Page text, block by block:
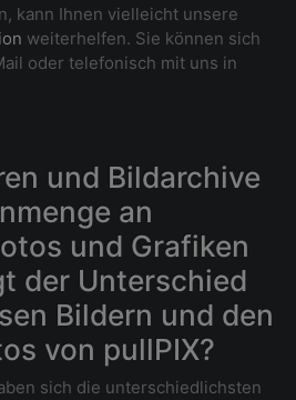
kann Ihnen vielleicht unsere
weiterhelfen. Sie können sich
oder telefonisch mit uns in
und Bildarchive
an
und Grafiken
der Unterschied
Bildern und den
von pullPIX?
sich die unterschiedlichsten